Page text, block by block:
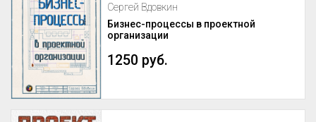
Сергей Вдовкин
Бизнес-процессы в проектной
организации
1250 руб.